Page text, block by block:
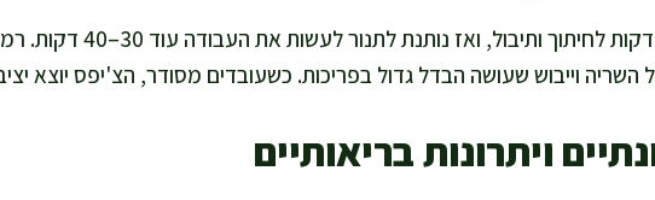
אני מקדישה כ-15 דקות לחיתוך
וייבוש שעושה הבדל גדול בפריכות. כשעובדים מסודר, הצ'יפס יוצא
ויתרונות בריאותיים